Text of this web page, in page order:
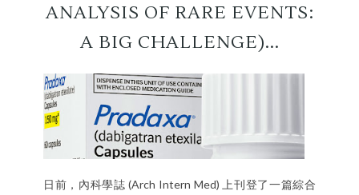
ANALYSIS OF RARE EVENTS:
A BIG CHALLENGE)...
日前，內科學誌 (Arch Intern Med) 上刊登了一篇綜合